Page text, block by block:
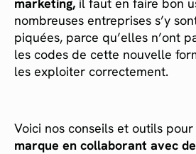
nombreuses entreprises s’y
piquées, parce qu’elles n’ont
les codes de cette nouvelle
les exploiter correctement.
Voici nos conseils et outils pour
marque en collaborant avec